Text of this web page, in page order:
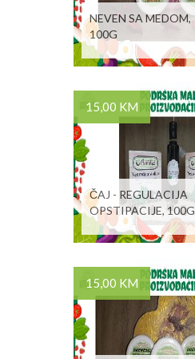
NEVEN SA MEDOM,
100G
15,00 KM
ČAJ - REGULACIJA
OPSTIPACIJE, 100G
15,00 KM